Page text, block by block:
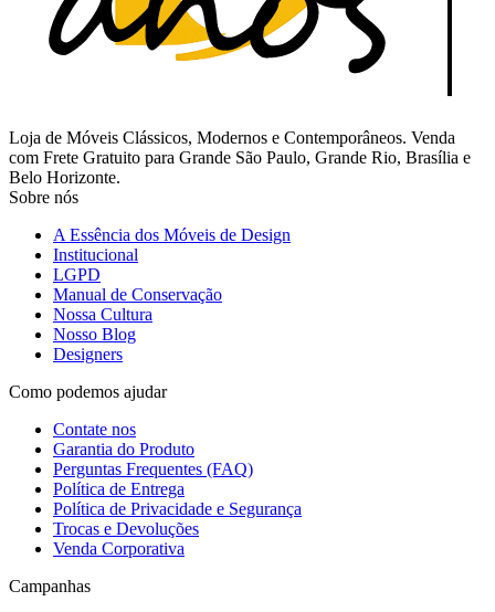
Loja de Móveis Clássicos, Modernos e Contemporâneos. Venda
com Frete Gratuito para Grande São Paulo, Grande Rio, Brasília e
Belo Horizonte.
Sobre nós
A Essência dos Móveis de Design
Institucional
LGPD
Manual de Conservação
Nossa Cultura
Nosso Blog
Designers
Como podemos ajudar
Contate nos
Garantia do Produto
Perguntas Frequentes (FAQ)
Política de Entrega
Política de Privacidade e Segurança
Trocas e Devoluções
Venda Corporativa
Campanhas